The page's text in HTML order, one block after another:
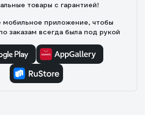
товары с гарантией!
мобильное приложение, чтобы
заказам всегда была под рукой